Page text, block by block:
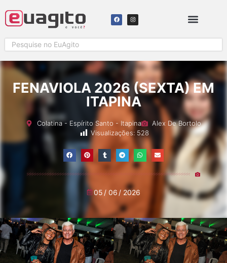
FENAVIOLA 2026 (SEXTA) EM
ITAPINA
Colatina- Espírito Santo - Itapina
Alex De Bortolo
Visualizações: 528
05 / 06 / 2026